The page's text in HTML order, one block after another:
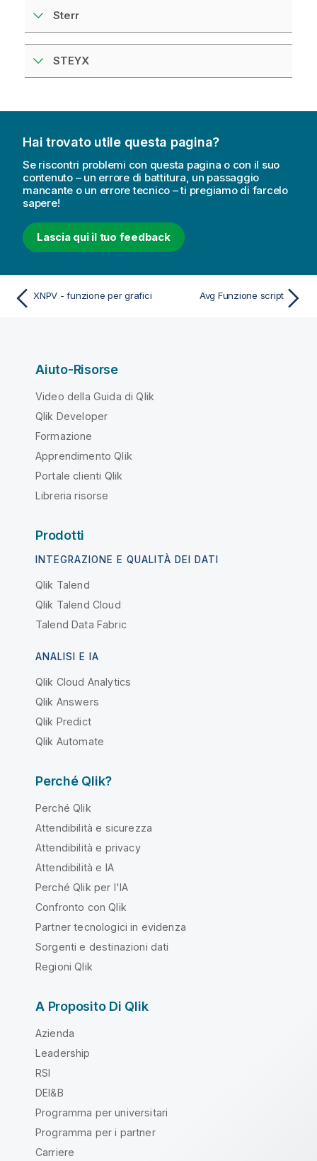
Sterr
STEYX
Hai trovato utile questa pagina?
Se riscontri problemi con questa pagina o con il suo
contenuto – un errore di battitura, un passaggio
mancante o un errore tecnico – ti pregiamo di farcelo
sapere!
Lascia qui il tuo feedback
XNPV - funzione per grafici Avg Funzione script
Aiuto-Risorse
Video della Guida di Qlik
Qlik Developer
Formazione
Apprendimento Qlik
Portale clienti Qlik
Libreria risorse
Prodotti
INTEGRAZIONE E QUALITÀ DEI DATI
Qlik Talend
Qlik Talend Cloud
Talend Data Fabric
ANALISI E IA
Qlik Cloud Analytics
Qlik Answers
Qlik Predict
Qlik Automate
Perché Qlik?
Perché Qlik
Attendibilità e sicurezza
Attendibilità e privacy
Attendibilità e IA
Perché Qlik per l'IA
Confronto con Qlik
Partner tecnologici in evidenza
Sorgenti e destinazioni dati
Regioni Qlik
A Proposito Di Qlik
Azienda
Leadership
RSI
DEI&B
Programma per universitari
Programma per i partner
Carriere